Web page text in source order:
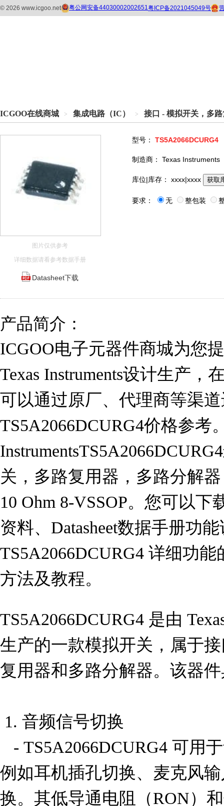
ICGOO在线商城 > 集成电路（IC） > 接口 - 模拟开关，多
图片仅供参考
详细数据请看参考数据手册
Datasheet下载
型号： TS5A2066DCURG4
制造商： Texas Instruments
库位|库存： xxxx|xxxx 获取
要求： 无 整包装
产品简介：
ICGOO电子元器件商城为您
Texas Instruments设计生产，
可以通过原厂、代理商等渠
TS5A2066DCURG4价格参考
关，多路复用器，多路分解
10 Ohm 8-VSSOP。您可以下
资料、Datasheet数据手册功
TS5A2066DCURG4 详细功
方法及教程。
TS5A2066DCURG4 是由
生产的一款模拟开关，属于
复用器和多路分解器。该器
例如耳机插孔切换、麦克风
换。其低导通电阻（RON）